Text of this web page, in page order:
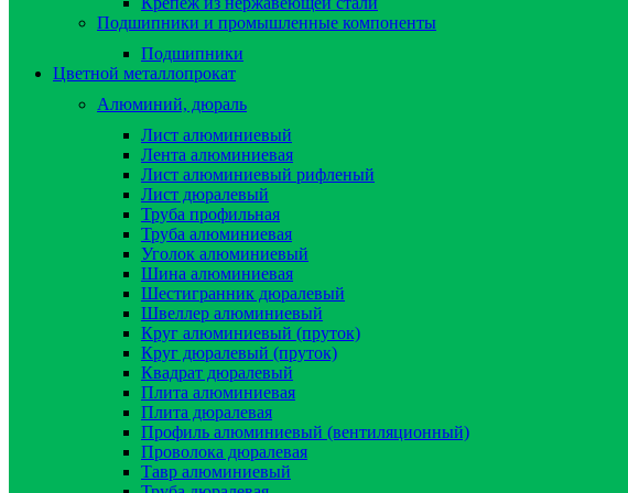
Подшипники и промышленные компоненты
Подшипники
Цветной металлопрокат
Алюминий, дюраль
Лист алюминиевый
Лента алюминиевая
Лист алюминиевый рифленый
Лист дюралевый
Труба профильная
Труба алюминиевая
Уголок алюминиевый
Шина алюминиевая
Шестигранник дюралевый
Швеллер алюминиевый
Круг алюминиевый (пруток)
Круг дюралевый (пруток)
Квадрат дюралевый
Плита алюминиевая
Плита дюралевая
Профиль алюминиевый (вентиляционный)
Проволока дюралевая
Тавр алюминиевый